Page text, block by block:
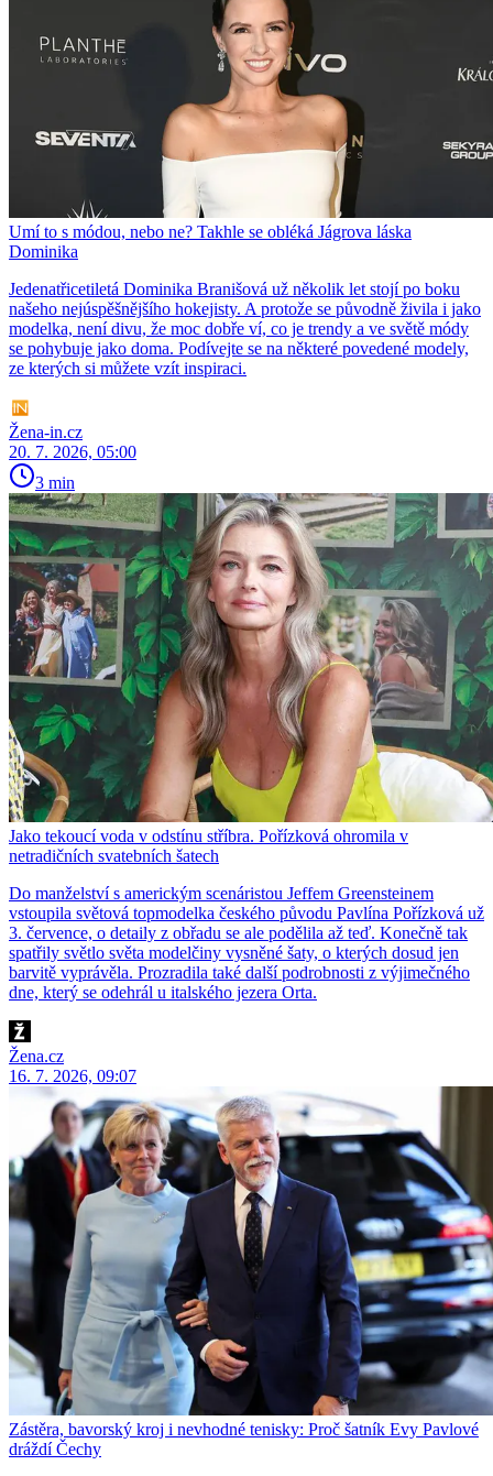
Umí to s módou, nebo ne? Takhle se obléká Jágrova láska
Dominika
Jedenatřicetiletá Dominika Branišová už několik let stojí po boku
našeho nejúspěšnějšího hokejisty. A protože se původně živila i jako
modelka, není divu, že moc dobře ví, co je trendy a ve světě módy
se pohybuje jako doma. Podívejte se na některé povedené modely,
ze kterých si můžete vzít inspiraci.
Žena-in.cz
20. 7. 2026, 05:00
3 min
Jako tekoucí voda v odstínu stříbra. Pořízková ohromila v
netradičních svatebních šatech
Do manželství s americkým scenáristou Jeffem Greensteinem
vstoupila světová topmodelka českého původu Pavlína Pořízková už
3. července, o detaily z obřadu se ale podělila až teď. Konečně tak
spatřily světlo světa modelčiny vysněné šaty, o kterých dosud jen
barvitě vyprávěla. Prozradila také další podrobnosti z výjimečného
dne, který se odehrál u italského jezera Orta.
Žena.cz
16. 7. 2026, 09:07
Zástěra, bavorský kroj i nevhodné tenisky: Proč šatník Evy Pavlové
dráždí Čechy